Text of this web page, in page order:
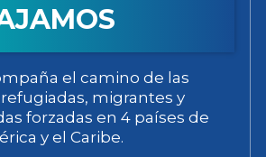
el camino de las
migrantes y
forzadas en 4 países de
y el Caribe.